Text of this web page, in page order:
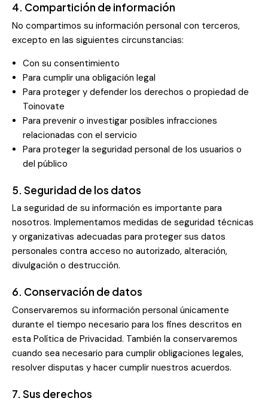
4. Compartición de información
No compartimos su información personal con terceros,
excepto en las siguientes circunstancias:
Con su consentimiento
Para cumplir una obligación legal
Para proteger y defender los derechos o propiedad de
Toinovate
Para prevenir o investigar posibles infracciones
relacionadas con el servicio
Para proteger la seguridad personal de los usuarios o
del público
5. Seguridad de los datos
La seguridad de su información es importante para
nosotros. Implementamos medidas de seguridad técnicas
y organizativas adecuadas para proteger sus datos
personales contra acceso no autorizado, alteración,
divulgación o destrucción.
6. Conservación de datos
Conservaremos su información personal únicamente
durante el tiempo necesario para los fines descritos en
esta Política de Privacidad. También la conservaremos
cuando sea necesario para cumplir obligaciones legales,
resolver disputas y hacer cumplir nuestros acuerdos.
7. Sus derechos